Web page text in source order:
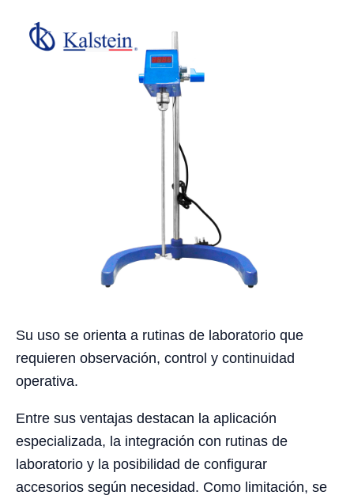
Su uso se orienta a rutinas de laboratorio que
requieren observación, control y continuidad
operativa.
Entre sus ventajas destacan la aplicación
especializada, la integración con rutinas de
laboratorio y la posibilidad de configurar
accesorios según necesidad. Como limitación, se